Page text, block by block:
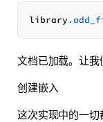
library
文档已加载。让我
创建嵌入
这次实现中的一